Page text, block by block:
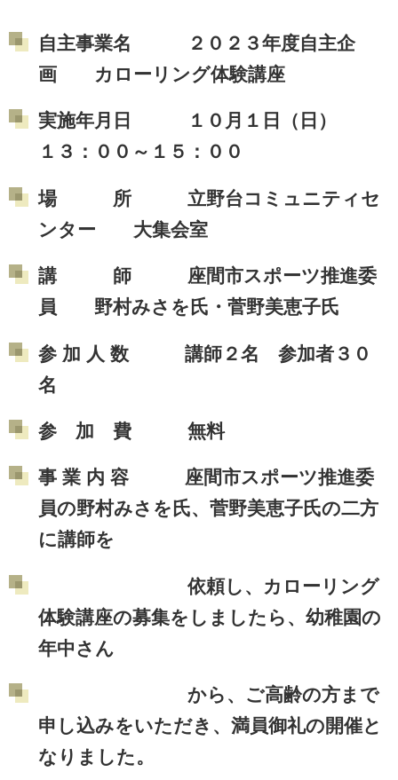
自主事業名 ２０２３年度自主企
画 カローリング体験講座
実施年月日 １０月１日（日）
１３：００～１５：００
場 所 立野台コミュニティセ
ンター 大集会室
講 師 座間市スポーツ推進委
員 野村みさを氏・菅野美恵子氏
参 加 人 数 講師２名 参加者３０
名
参 加 費 無料
事 業 内 容 座間市スポーツ推進委
員の野村みさを氏、菅野美恵子氏の二方
に講師を
依頼し、カローリング
体験講座の募集をしましたら、幼稚園の
年中さん
から、ご高齢の方まで
申し込みをいただき、満員御礼の開催と
なりました。